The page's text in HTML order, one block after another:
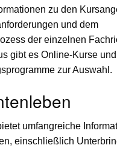
zu den
und dem
der einzelnen
gibt es Online-Kurse und
zur Auswahl.
umfangreiche
einschließlich